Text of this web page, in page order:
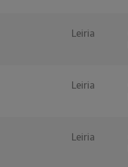
Leiria
Leiria
Leiria